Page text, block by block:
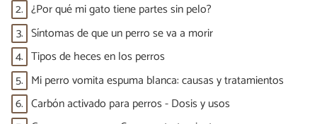
2. ¿Por qué mi gato tiene partes sin pelo?
3. Síntomas de que un perro se va a morir
4. Tipos de heces en los perros
5. Mi perro vomita espuma blanca: causas y tratamientos
6. Carbón activado para perros - Dosis y usos